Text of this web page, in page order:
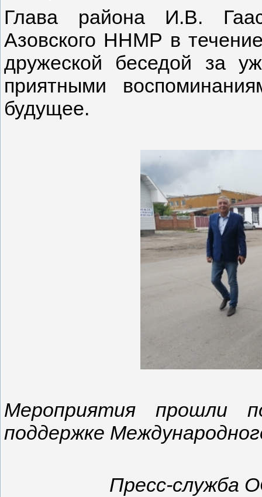
Глава района И.В.
Азовского ННМР в
дружеской беседой за
приятными
будущее.
Мероприятия прошли
поддержке
Пресс-служба